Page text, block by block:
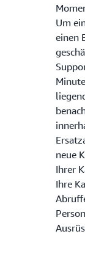
Um
einen
neue
Ihrer
Ihre